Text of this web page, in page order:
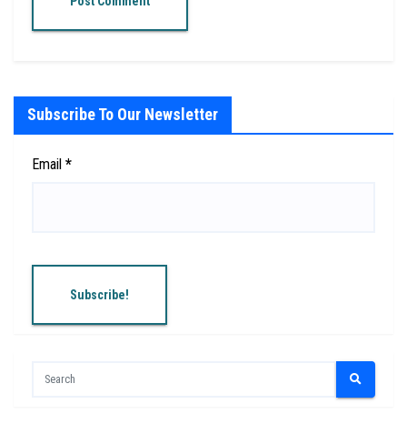
Subscribe To Our Newsletter
Email *